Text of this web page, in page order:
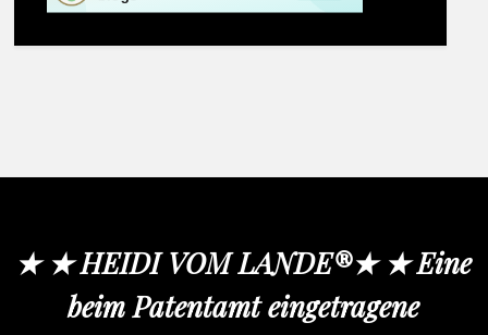
★ ★ HEIDI VOM LANDE®★ ★ Eine
beim Patentamt eingetragene